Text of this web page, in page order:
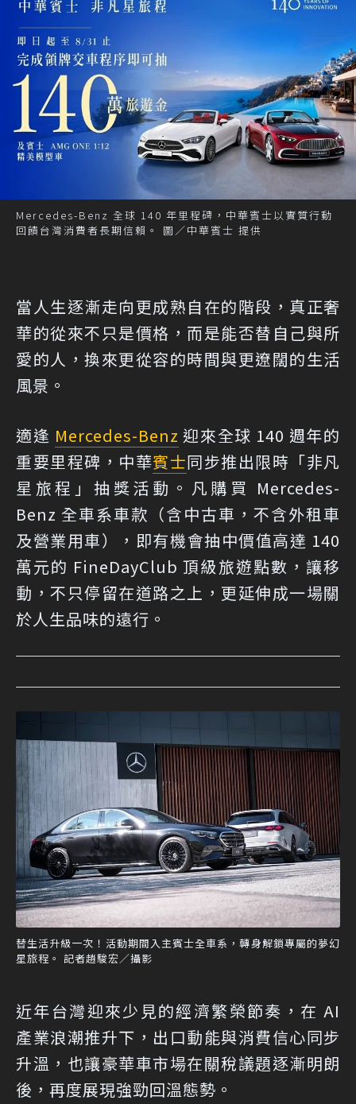
Mercedes-Benz 全球 140 年里程碑，中華賓士以實質行動
回饋台灣消費者長期信賴。 圖／中華賓士 提供
當人生逐漸走向更成熟自在的階段，真正奢
華的從來不只是價格，而是能否替自己與所
愛的人，換來更從容的時間與更遼闊的生活
風景。
適逢 Mercedes-Benz 迎來全球 140 週年的
重要里程碑，中華賓士同步推出限時「非凡
星旅程」抽獎活動。凡購買 Mercedes-
Benz 全車系車款（含中古車，不含外租車
及營業用車），即有機會抽中價值高達 140
萬元的 FineDayClub 頂級旅遊點數，讓移
動，不只停留在道路之上，更延伸成一場關
於人生品味的遠行。
替生活升級一次！活動期間入主賓士全車系，轉身解鎖專屬的夢幻
星旅程。 記者趙駿宏／攝影
近年台灣迎來少見的經濟繁榮節奏，在 AI
產業浪潮推升下，出口動能與消費信心同步
升溫，也讓豪華車市場在關稅議題逐漸明朗
後，再度展現強勁回溫態勢。